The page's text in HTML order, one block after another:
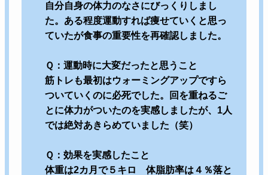
自分自身の体力のなさにびっくりしまし
た。ある程度運動すれば痩せていくと思っ
ていたが食事の重要性を再確認しました。
Ｑ：運動時に大変だったと思うこと
筋トレも最初はウォーミングアップですら
ついていくのに必死でした。回を重ねるご
とに体力がついたのを実感しましたが、1人
では絶対あきらめていました（笑）
Ｑ：効果を実感したこと
体重は2カ月で５キロ 体脂肪率は４％落と